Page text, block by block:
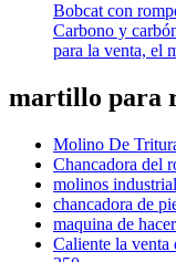
Bobcat con
Carbono y
para la venta, el
martillo para
Molino De
Chancadora del
molinos
chancadora de
maquina de
Caliente la